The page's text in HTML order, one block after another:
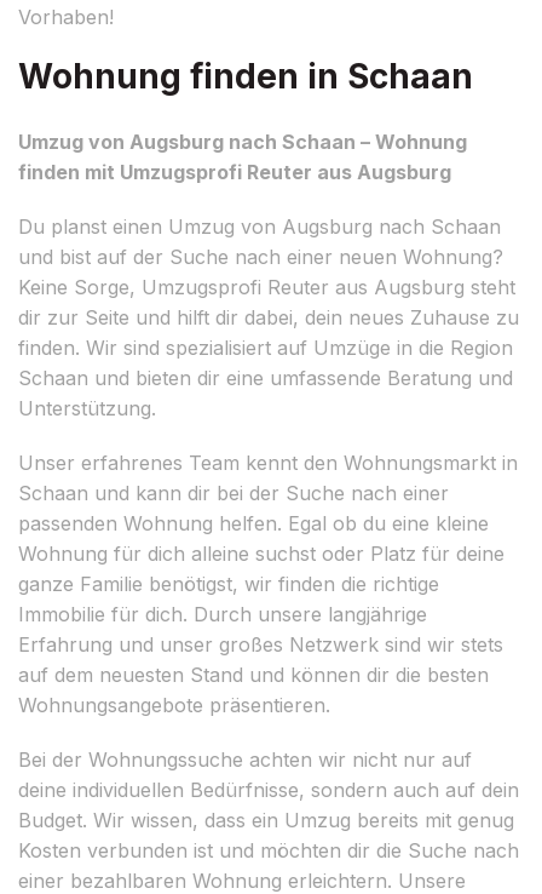
Vorhaben!
Wohnung finden in Schaan
Umzug von Augsburg nach Schaan – Wohnung
finden mit Umzugsprofi Reuter aus Augsburg
Du planst einen Umzug von Augsburg nach Schaan
und bist auf der Suche nach einer neuen Wohnung?
Keine Sorge, Umzugsprofi Reuter aus Augsburg steht
dir zur Seite und hilft dir dabei, dein neues Zuhause zu
finden. Wir sind spezialisiert auf Umzüge in die Region
Schaan und bieten dir eine umfassende Beratung und
Unterstützung.
Unser erfahrenes Team kennt den Wohnungsmarkt in
Schaan und kann dir bei der Suche nach einer
passenden Wohnung helfen. Egal ob du eine kleine
Wohnung für dich alleine suchst oder Platz für deine
ganze Familie benötigst, wir finden die richtige
Immobilie für dich. Durch unsere langjährige
Erfahrung und unser großes Netzwerk sind wir stets
auf dem neuesten Stand und können dir die besten
Wohnungsangebote präsentieren.
Bei der Wohnungssuche achten wir nicht nur auf
deine individuellen Bedürfnisse, sondern auch auf dein
Budget. Wir wissen, dass ein Umzug bereits mit genug
Kosten verbunden ist und möchten dir die Suche nach
einer bezahlbaren Wohnung erleichtern. Unsere